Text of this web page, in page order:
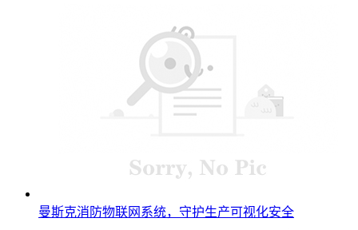
曼斯克消防物联网系统，守护生产可视化安全